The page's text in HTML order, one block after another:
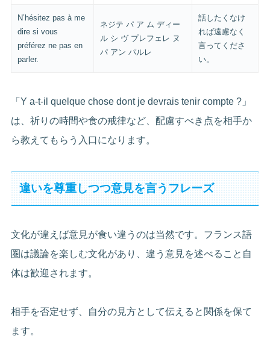
N’hésitez pas à me
dire si vous
préférez ne pas en
parler.
ネジテ パ ア ム ディー
ル シ ヴ プレフェレ ヌ
パ アン パルレ
話したくなけ
れば遠慮なく
言ってくださ
い。
「Y a-t-il quelque chose dont je devrais tenir compte ?」
は、祈りの時間や食の戒律など、配慮すべき点を相手か
ら教えてもらう入口になります。
違いを尊重しつつ意見を言うフレーズ
文化が違えば意見が食い違うのは当然です。フランス語
圏は議論を楽しむ文化があり、違う意見を述べること自
体は歓迎されます。
相手を否定せず、自分の見方として伝えると関係を保て
ます。